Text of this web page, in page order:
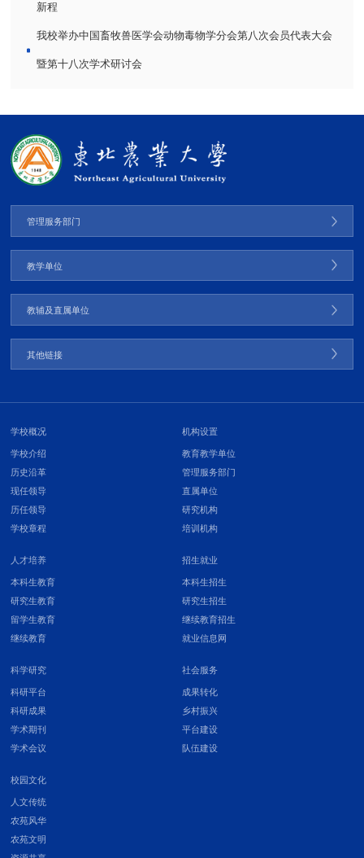
新程
我校举办中国畜牧兽医学会动物毒物学分会第八次会员代表大会
暨第十八次学术研讨会
管理服务部门
教学单位
教辅及直属单位
其他链接
学校概况
学校介绍
历史沿革
现任领导
历任领导
学校章程
机构设置
教育教学单位
管理服务部门
直属单位
研究机构
培训机构
人才培养
本科生教育
研究生教育
留学生教育
继续教育
招生就业
本科生招生
研究生招生
继续教育招生
就业信息网
科学研究
科研平台
科研成果
学术期刊
学术会议
社会服务
成果转化
乡村振兴
平台建设
队伍建设
校园文化
人文传统
农苑风华
农苑文明